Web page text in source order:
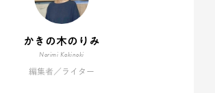
かきの木のりみ
Norimi Kakinoki
編集者／ライター